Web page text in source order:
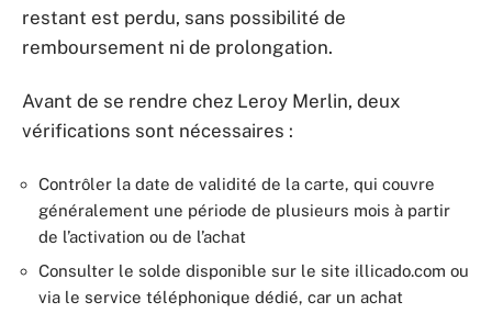
restant est perdu, sans possibilité de
remboursement ni de prolongation.
Avant de se rendre chez Leroy Merlin, deux
vérifications sont nécessaires :
Contrôler la date de validité de la carte, qui couvre
généralement une période de plusieurs mois à partir
de l’activation ou de l’achat
Consulter le solde disponible sur le site illicado.com ou
via le service téléphonique dédié, car un achat